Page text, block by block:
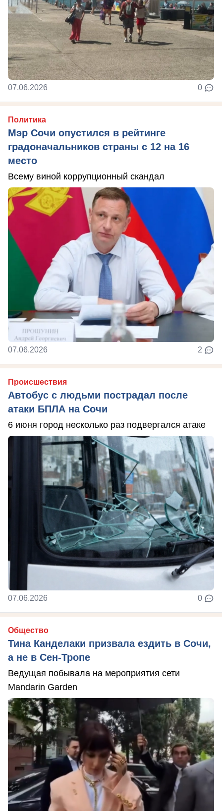
07.06.2026 0
Политика
Мэр Сочи опустился в рейтинге
градоначальников страны с 12 на 16
место
Всему виной коррупционный скандал
07.06.2026 2
Происшествия
Автобус с людьми пострадал после
атаки БПЛА на Сочи
6 июня город несколько раз подвергался атаке
07.06.2026 0
Общество
Тина Канделаки призвала ездить в Сочи,
а не в Сен-Тропе
Ведущая побывала на мероприятия сети
Mandarin Garden